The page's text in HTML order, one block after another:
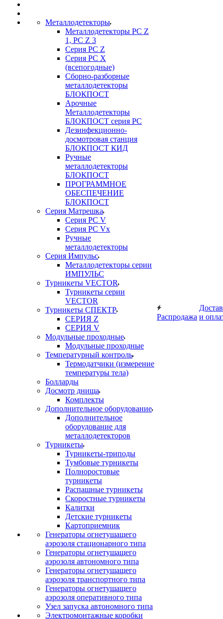
Металлодетекторы
Металлодетекторы РС Z
1, PC Z 3
Серия РС Z
Серия РС X
(всепогодные)
Сборно-разборные
металлодетекторы
БЛОКПОСТ
Арочные
Металлодетекторы
БЛОКПОСТ серия РС
Дезинфекционно-
досмотровая станция
БЛОКПОСТ КИД
Ручные
металлодетекторы
БЛОКПОСТ
ПРОГРАММНОЕ
ОБЕСПЕЧЕНИЕ
БЛОКПОСТ
Серия Матрешка
Серия PC V
Серия PC Vx
Ручные
металлодетекторы
Серия Импульс
Металлодетекторы серии
ИМПУЛЬС
Турникеты VECTOR
Турникеты серии
VECTOR
Турникеты СПЕКТР
СЕРИЯ Z
СЕРИЯ V
Модульные проходные
Модульные проходные
Температурный контроль
Термодатчики (измерение
температуры тела)
Болларды
Досмотр днища
Комплекты
Дополнительное оборудование
Дополнительное
оборудование для
металлодетекторов
Турникеты
Турникеты-триподы
Тумбовые турникеты
Полноростовые
турникеты
Распашные турникеты
Скоростные турникеты
Калитки
Детские турникеты
Картоприемник
Генераторы огнетушащего
аэрозоля стационарного типа
Генераторы огнетушащего
аэрозоля автономного типа
Генераторы огнетушащего
аэрозоля транспортного типа
Генераторы огнетушащего
аэрозоля оперативного типа
Узел запуска автономного типа
Электромонтажные коробки
Распродажа и